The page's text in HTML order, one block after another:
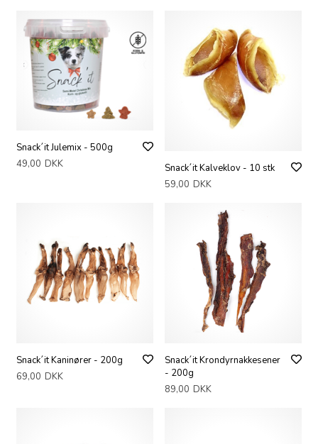
Snack´it Julemix - 500g
49,00 DKK
Snack´it Kalveklov - 10 stk
59,00 DKK
Snack´it Kaninører - 200g
69,00 DKK
Snack´it Krondyrnakkesener
- 200g
89,00 DKK